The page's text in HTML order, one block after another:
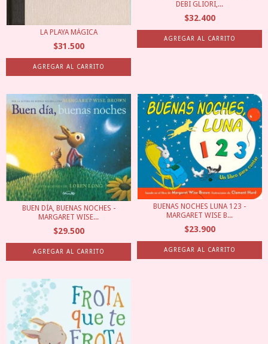
LA PLAYA MÁGICA
$31.500
DEBI GLIORI,...
$32.400
BUEN DÍA, BUENAS NOCHES -
MARGARET WISE...
$29.500
BUENAS NOCHES LUNA 123 -
MARGARET WISE B...
$23.900